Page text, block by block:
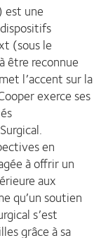
est une
(sous le
être reconnue
l’accent sur la
exerce ses
en
à offrir un
aux
qu’un soutien
s’est
grâce à sa